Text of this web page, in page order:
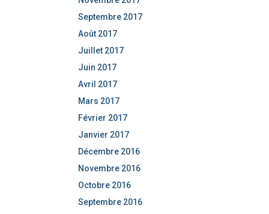
Septembre 2017
Août 2017
Juillet 2017
Juin 2017
Avril 2017
Mars 2017
Février 2017
Janvier 2017
Décembre 2016
Novembre 2016
Octobre 2016
Septembre 2016